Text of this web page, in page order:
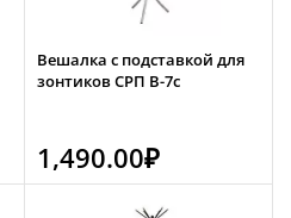
Вешалка с подставкой для
зонтиков СРП В-7с
1,490.00₽